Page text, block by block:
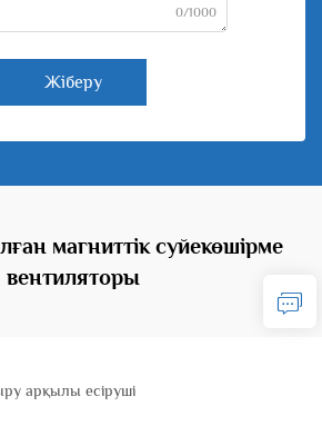
0/1000
Жіберу
магниттік суйекөшірме
вентиляторы
арқылы есіруші